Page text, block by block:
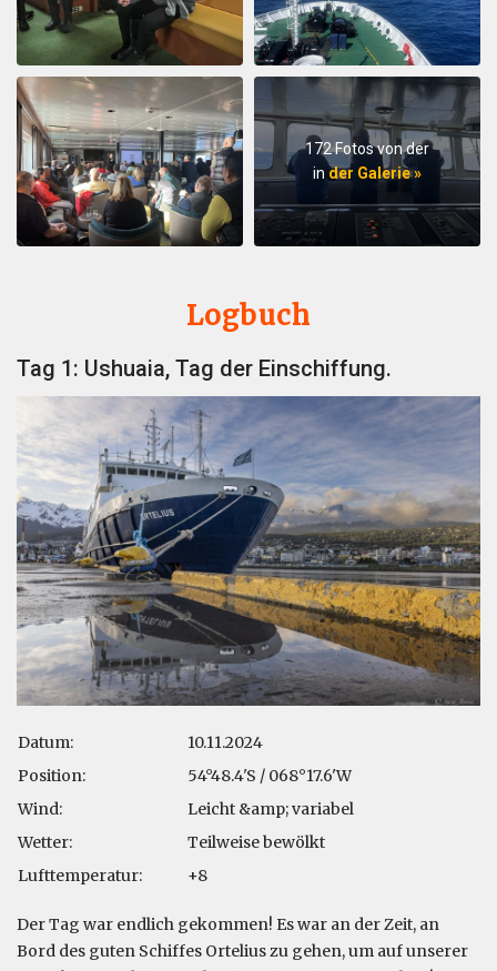
172 Fotos von der
in der Galerie »
Logbuch
Tag 1: Ushuaia, Tag der Einschiffung.
Datum:
10.11.2024
Position:
54°48.4'S / 068°17.6'W
Wind:
Leicht &amp; variabel
Wetter:
Teilweise bewölkt
Lufttemperatur:
+8
Der Tag war endlich gekommen! Es war an der Zeit, an
Bord des guten Schiffes Ortelius zu gehen, um auf unserer